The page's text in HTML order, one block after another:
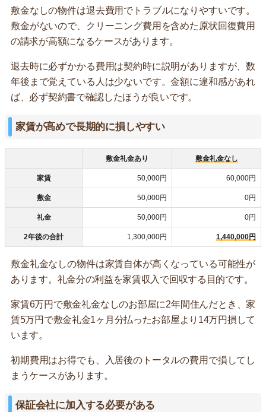
敷金なしの物件は退去費用でトラブルになりやすいです。
敷金がないので、クリーニング費用を含めた原状回復費用
の請求が高額になるケースがあります。
退去時に必ずかかる費用は契約時に説明がありますが、数
年後まで覚えている人は少ないです。金額に違和感があれ
ば、必ず契約書で確認したほうが良いです。
家賃が高めで長期的に損しやすい
敷金礼金あり 敷金礼金なし
家賃 50,000円 60,000円
敷金 50,000円 0円
礼金 50,000円 0円
2年後の合計 1,300,000円 1,440,000円
敷金礼金なしの物件は家賃自体が高くなっている可能性が
あります。礼金分の利益を家賃収入で回収する目的です。
家賃6万円で敷金礼金なしのお部屋に2年間住んだとき、家
賃5万円で敷金礼金1ヶ月分払ったお部屋より14万円損して
います。
初期費用はお得でも、入居後のトータルの費用で損してし
まうケースがあります。
保証会社に加入する必要がある